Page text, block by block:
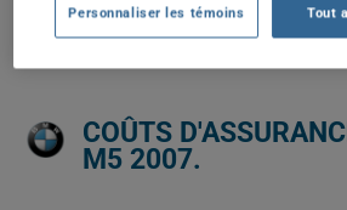
TOUTES LES VILLES
COÛTS
M5 2007.
Personnaliser les témoins Tout